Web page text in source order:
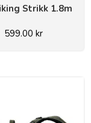
Strikk 1.8m
599.00 kr